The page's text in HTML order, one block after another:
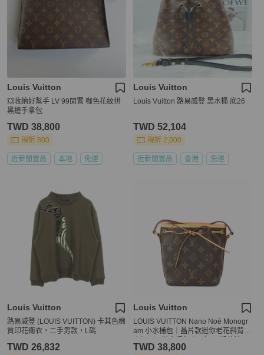
Louis Vuitton
💥收納好幫手 LV 99閒置 咖色花紋拼
黑邊手拿包
TWD 38,800
現折 800
近新閒置品 本地 免運
Louis Vuitton
Louis Vuitton 路易威登 黑水桶 底26
TWD 52,104
現折 2,000
近新閒置品 香港 免運
Louis Vuitton
路易威登 (LOUIS VUITTON) 卡其色棉
質印花衛衣，二手男款，L碼
TWD 26,832
Louis Vuitton
LOUIS VUITTON Nano Noé Monogr
am 小水桶包｜晶片款迷你老花斜背包
TWD 38,800